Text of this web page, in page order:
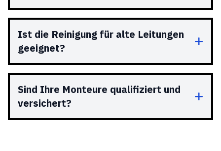
Ist die Reinigung für alte Leitungen
geeignet?
Sind Ihre Monteure qualifiziert und
versichert?